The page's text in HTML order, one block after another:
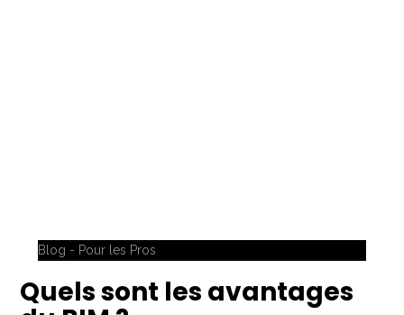
Blog - Pour les Pros
Quels sont les avantages